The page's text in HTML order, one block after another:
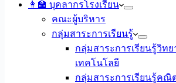
👩‍🏫 บุคลากรโรงเรียน
คณะผู้บริหาร
กลุ่มสาระการเรียนรู้
กลุ่มสาระการเรียนรู้วิท
เทคโนโลยี
กลุ่มสาระการเรียนรู้คณิ